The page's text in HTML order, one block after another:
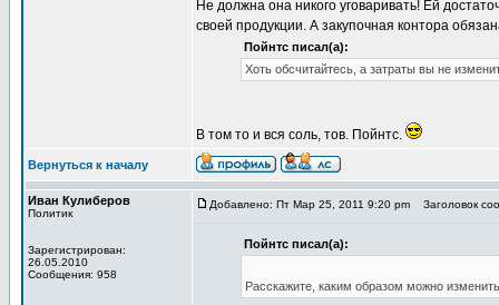
Не должна она никого уговаривать! Ей
своей продукции. А закупочная контора
Пойнтс писал(а):
Хоть обсчитайтесь, а затраты вы не
В том то и вся соль, тов. Пойнтс.
Вернуться к началу
Иван Кулиберов
Политик
Зарегистрирован:
26.05.2010
Сообщения: 958
Добавлено: Пт Мар 25, 2011 9:20 pm Заголовок
Пойнтс писал(а):
Расскажите, каким образом можно